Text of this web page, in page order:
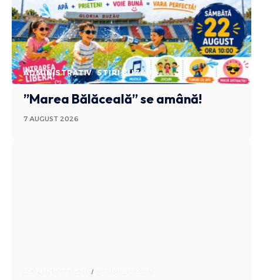
ADMINISTRATIV STIRI BUZAU
”Marea Bălăceală” se amână!
7 AUGUST 2026
ADMINISTRATIV